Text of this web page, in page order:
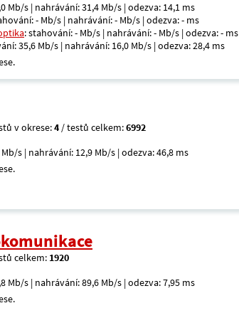
Mb/s | nahrávání: 31,4 Mb/s | odezva: 14,1 ms
- Mb/s | nahrávání: - Mb/s | odezva: - ms
: stahování: - Mb/s | nahrávání: - Mb/s | odezva: - ms
35,6 Mb/s | nahrávání: 16,0 Mb/s | odezva: 28,4 ms
v okrese:4 / testů celkem:6992
s | nahrávání: 12,9 Mb/s | odezva: 46,8 ms
celkem: 1920
Mb/s | nahrávání: 89,6 Mb/s | odezva: 7,95 ms